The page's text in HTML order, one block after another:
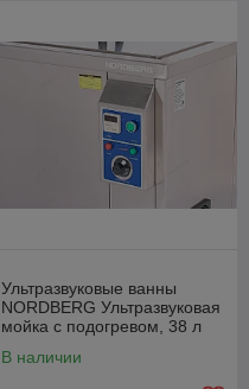
Ультразвуковые ванны
NORDBERG Ультразвуковая
мойка с подогревом, 38 л
В наличии